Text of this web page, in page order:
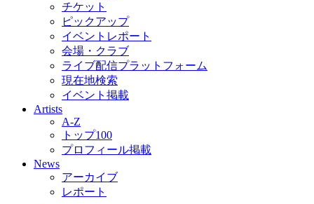
チケット
ピックアップ
イベントレポート
会場・クラブ
ライブ配信プラットフォーム
現在地検索
イベント掲載
Artists
A-Z
トップ100
プロフィール掲載
News
アーカイブ
レポート